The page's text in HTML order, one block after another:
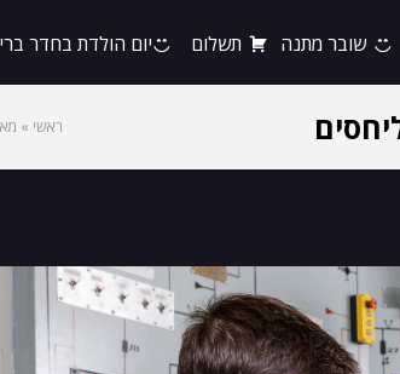
שובר מתנה תשלום יום הולדת בחדר
ראשי »